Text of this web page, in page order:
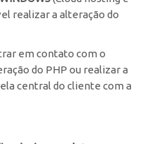
realizar a alteração do
em contato com o
do PHP ou realizar a
central do cliente com a